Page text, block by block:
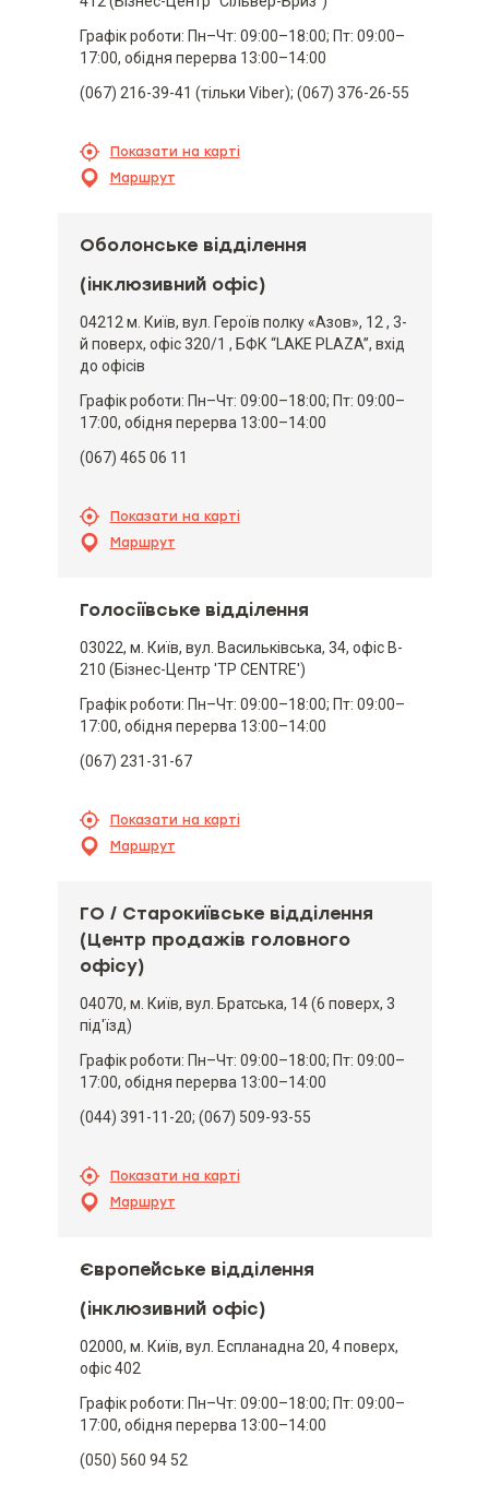
Графік роботи: Пн–Чт: 09:00–18:00; Пт: 09:00–
17:00, обідня перерва 13:00–14:00
(067) 216-39-41 (тільки Viber); (067) 376-26-55
Показати на карті
Маршрут
Оболонське відділення
(інклюзивний офіс)
04212 м. Київ, вул. Героїв полку «Азов», 12 , 3-
й поверх, офіс 320/1 , БФК “LAKE PLAZA”, вхід
до офісів
Графік роботи: Пн–Чт: 09:00–18:00; Пт: 09:00–
17:00, обідня перерва 13:00–14:00
(067) 465 06 11
Показати на карті
Маршрут
Голосіївське відділення
03022, м. Київ, вул. Васильківська, 34, офіс B-
210 (Бізнес-Центр 'TP CENTRE')
Графік роботи: Пн–Чт: 09:00–18:00; Пт: 09:00–
17:00, обідня перерва 13:00–14:00
(067) 231-31-67
Показати на карті
Маршрут
ГО / Старокиївське відділення
(Центр продажів головного
офісу)
04070, м. Київ, вул. Братська, 14 (6 поверх, 3
під'їзд)
Графік роботи: Пн–Чт: 09:00–18:00; Пт: 09:00–
17:00, обідня перерва 13:00–14:00
(044) 391-11-20; (067) 509-93-55
Показати на карті
Маршрут
Європейське відділення
(інклюзивний офіс)
02000, м. Київ, вул. Еспланадна 20, 4 поверх,
офіс 402
Графік роботи: Пн–Чт: 09:00–18:00; Пт: 09:00–
17:00, обідня перерва 13:00–14:00
(050) 560 94 52